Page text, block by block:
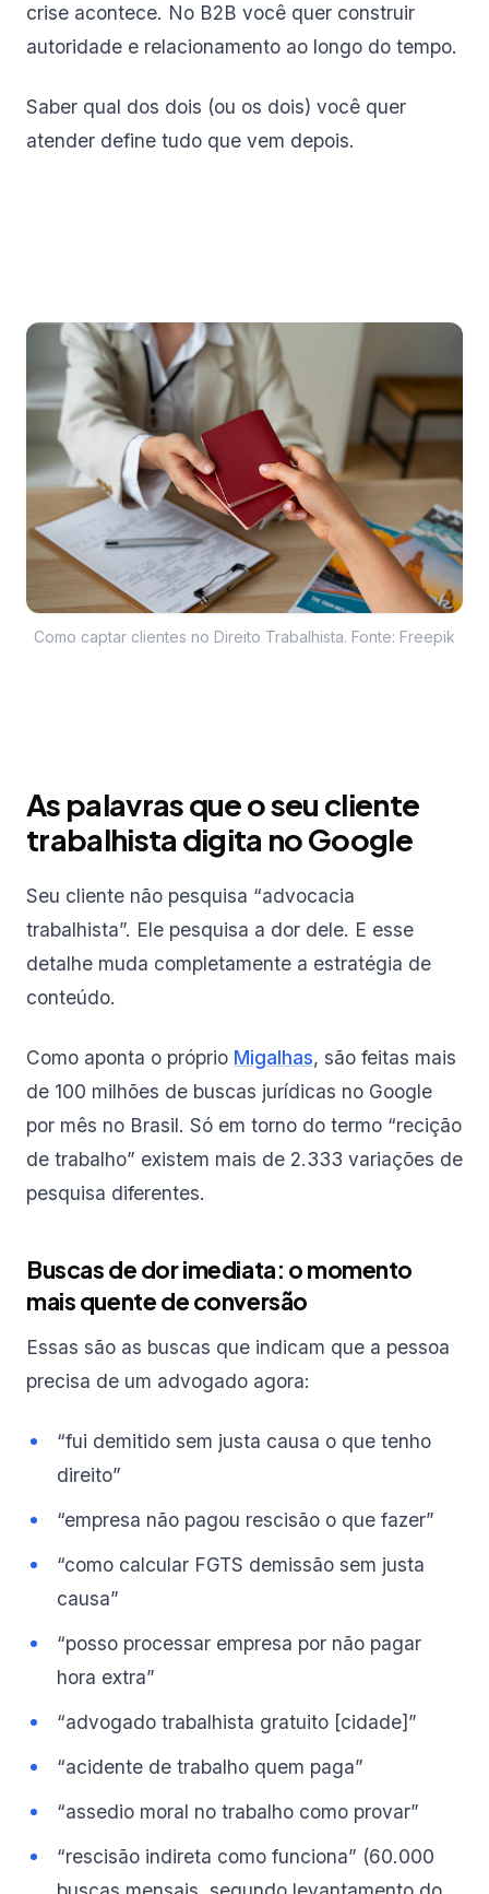
crise acontece. No B2B você quer construir
autoridade e relacionamento ao longo do tempo.
Saber qual dos dois (ou os dois) você quer
atender define tudo que vem depois.
Como captar clientes no Direito Trabalhista. Fonte: Freepik
As palavras que o seu cliente
trabalhista digita no Google
Seu cliente não pesquisa “advocacia
trabalhista”. Ele pesquisa a dor dele. E esse
detalhe muda completamente a estratégia de
conteúdo.
Como aponta o próprio Migalhas, são feitas mais
de 100 milhões de buscas jurídicas no Google
por mês no Brasil. Só em torno do termo “recição
de trabalho” existem mais de 2.333 variações de
pesquisa diferentes.
Buscas de dor imediata: o momento
mais quente de conversão
Essas são as buscas que indicam que a pessoa
precisa de um advogado agora:
“fui demitido sem justa causa o que tenho
direito”
“empresa não pagou rescisão o que fazer”
“como calcular FGTS demissão sem justa
causa”
“posso processar empresa por não pagar
hora extra”
“advogado trabalhista gratuito [cidade]”
“acidente de trabalho quem paga”
“assedio moral no trabalho como provar”
“rescisão indireta como funciona” (60.000